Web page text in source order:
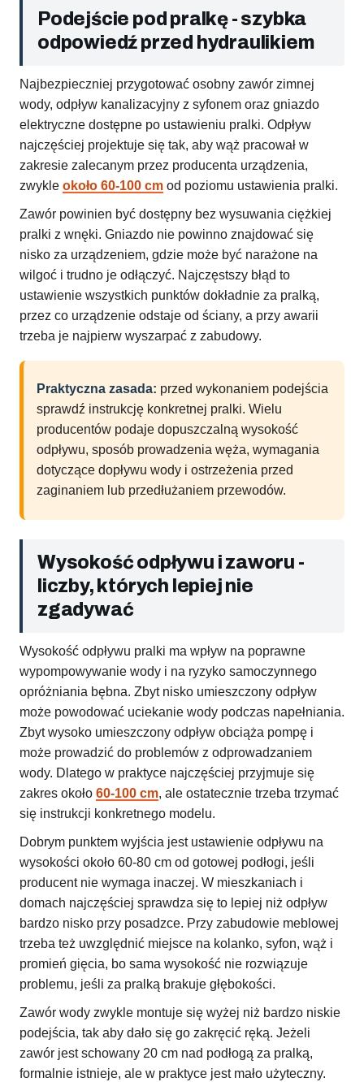
Podejście pod pralkę - szybka
odpowiedź przed hydraulikiem
Najbezpieczniej przygotować osobny zawór zimnej
wody, odpływ kanalizacyjny z syfonem oraz gniazdo
elektryczne dostępne po ustawieniu pralki. Odpływ
najczęściej projektuje się tak, aby wąż pracował w
zakresie zalecanym przez producenta urządzenia,
zwykle około 60-100 cm od poziomu ustawienia pralki.
Zawór powinien być dostępny bez wysuwania ciężkiej
pralki z wnęki. Gniazdo nie powinno znajdować się
nisko za urządzeniem, gdzie może być narażone na
wilgoć i trudno je odłączyć. Najczęstszy błąd to
ustawienie wszystkich punktów dokładnie za pralką,
przez co urządzenie odstaje od ściany, a przy awarii
trzeba je najpierw wyszarpać z zabudowy.
Praktyczna zasada: przed wykonaniem podejścia
sprawdź instrukcję konkretnej pralki. Wielu
producentów podaje dopuszczalną wysokość
odpływu, sposób prowadzenia węża, wymagania
dotyczące dopływu wody i ostrzeżenia przed
zaginaniem lub przedłużaniem przewodów.
Wysokość odpływu i zaworu -
liczby, których lepiej nie
zgadywać
Wysokość odpływu pralki ma wpływ na poprawne
wypompowywanie wody i na ryzyko samoczynnego
opróżniania bębna. Zbyt nisko umieszczony odpływ
może powodować uciekanie wody podczas napełniania.
Zbyt wysoko umieszczony odpływ obciąża pompę i
może prowadzić do problemów z odprowadzaniem
wody. Dlatego w praktyce najczęściej przyjmuje się
zakres około 60-100 cm, ale ostatecznie trzeba trzymać
się instrukcji konkretnego modelu.
Dobrym punktem wyjścia jest ustawienie odpływu na
wysokości około 60-80 cm od gotowej podłogi, jeśli
producent nie wymaga inaczej. W mieszkaniach i
domach najczęściej sprawdza się to lepiej niż odpływ
bardzo nisko przy posadzce. Przy zabudowie meblowej
trzeba też uwzględnić miejsce na kolanko, syfon, wąż i
promień gięcia, bo sama wysokość nie rozwiązuje
problemu, jeśli za pralką brakuje głębokości.
Zawór wody zwykle montuje się wyżej niż bardzo niskie
podejścia, tak aby dało się go zakręcić ręką. Jeżeli
zawór jest schowany 20 cm nad podłogą za pralką,
formalnie istnieje, ale w praktyce jest mało użyteczny.